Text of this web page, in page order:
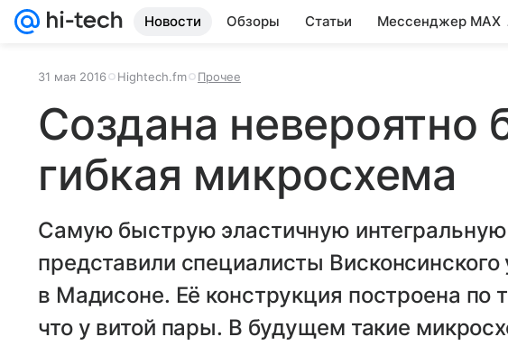
Новости Обзоры Статьи Мессенджер MAX
31 мая 2016 Hightech.fm Прочее
Создана невероятно
гибкая микросхема
Самую быструю эластичную
представили специалисты Висконсинского
в Мадисоне. Её конструкция построена по
что у витой пары. В будущем такие